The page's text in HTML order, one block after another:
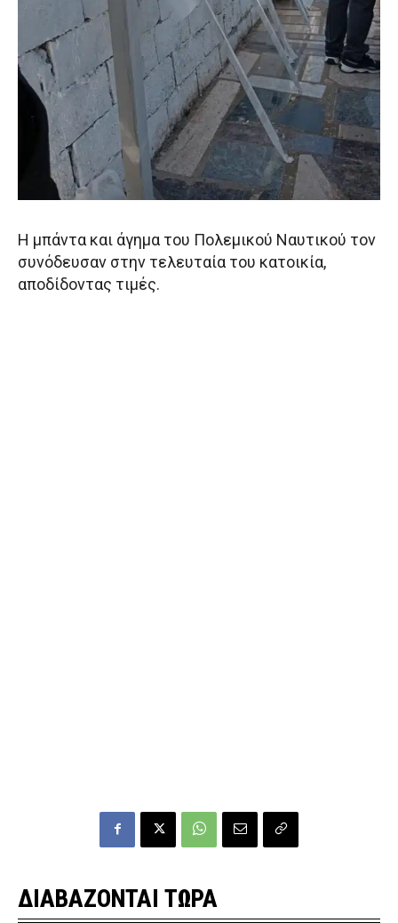
Η μπάντα και άγημα του Πολεμικού Ναυτικού τον
συνόδευσαν στην τελευταία του κατοικία,
αποδίδοντας τιμές.
ΔΙΑΒΑΖΟΝΤΑΙ ΤΩΡΑ